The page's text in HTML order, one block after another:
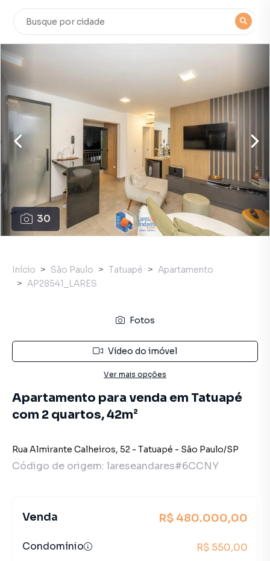
30
Início São Paulo Tatuapé
Apartamento
AP28541_LARES
Fotos
Vídeo do imóvel
Ver mais opções
Apartamento para venda em Tatuapé
com 2 quartos, 42m²
Rua Almirante Calheiros, 52 - Tatuapé - São Paulo/SP
Código de origem: lareseandares#6CCNY
Venda R$ 480.000,00
Condomínio
R$ 550,00